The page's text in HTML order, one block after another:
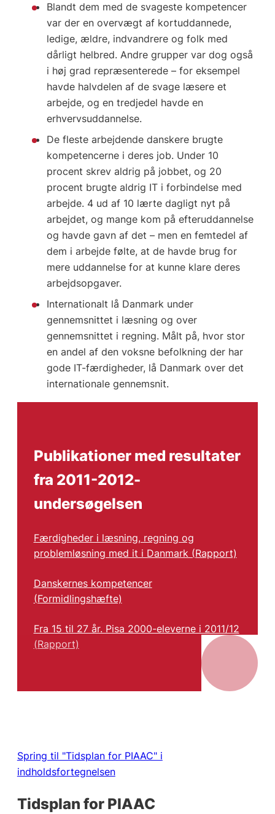
Blandt dem med de svageste kompetencer
var der en overvægt af kortuddannede,
ledige, ældre, indvandrere og folk med
dårligt helbred. Andre grupper var dog også
i høj grad repræsenterede – for eksempel
havde halvdelen af de svage læsere et
arbejde, og en tredjedel havde en
erhvervsuddannelse.
De fleste arbejdende danskere brugte
kompetencerne i deres job. Under 10
procent skrev aldrig på jobbet, og 20
procent brugte aldrig IT i forbindelse med
arbejde. 4 ud af 10 lærte dagligt nyt på
arbejdet, og mange kom på efteruddannelse
og havde gavn af det – men en femtedel af
dem i arbejde følte, at de havde brug for
mere uddannelse for at kunne klare deres
arbejdsopgaver.
Internationalt lå Danmark under
gennemsnittet i læsning og over
gennemsnittet i regning. Målt på, hvor stor
en andel af den voksne befolkning der har
gode IT-færdigheder, lå Danmark over det
internationale gennemsnit.
Publikationer med resultater
fra 2011-2012-
undersøgelsen
Færdigheder i læsning, regning og
problemløsning med it i Danmark (Rapport)
Danskernes kompetencer
(Formidlingshæfte)
Fra 15 til 27 år. Pisa 2000-eleverne i 2011/12
(Rapport)
Spring til "Tidsplan for PIAAC" i
indholdsfortegnelsen
Tidsplan for PIAAC